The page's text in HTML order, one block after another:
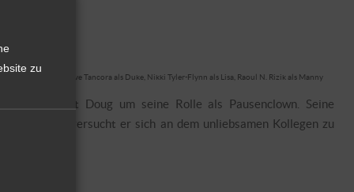
als Michelle, Steve Tancora als Duke, Nikki Tyler-Flynn als Lisa, Raoul N. Rizik als Manny
fürchtet Doug um seine Rolle als Pausenclown. Seine
Daher versucht er sich an dem unliebsamen Kollegen zu
zu